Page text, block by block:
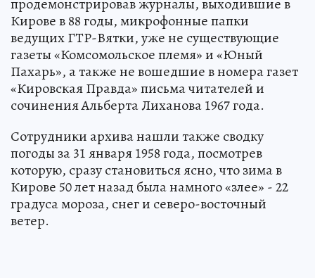
продемонстрировав журналы, выходившие в
Кирове в 88 годы, микрофонные папки
ведущих ГТР-Вятки, уже не существующие
газеты «Комсомольское племя» и «Юный
Пахарь», а также не вошедшие в номера газет
«Кировская Правда» письма читателей и
сочинения Альберта Лиханова 1967 года.
Сотрудники архива нашли также сводку
погоды за 31 января 1958 года, посмотрев
которую, сразу становиться ясно, что зима в
Кирове 50 лет назад была намного «злее» - 22
градуса мороза, снег и северо-восточный
ветер.